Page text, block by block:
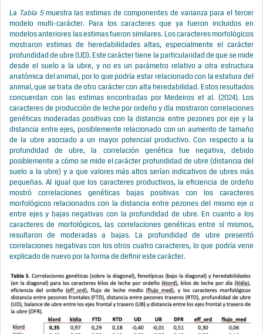
La Tabla 5muestra las estimas de componentes de varianza para el tercer
modelo multi-carácter. Para los caracteres que ya fueron incluidos en
modelos anteriores las estimas fueron similares. Los caracteres morfológicos
mostraron estimas de heredabilidades altas, especialmente el carácter
profundidad de ubre (UD). Este carácter tiene la particularidad de que se mide
desde el suelo a la ubre, y no es un parámetro relativo a otra estructura
anatómica del animal, por lo que podría estar relacionado con la estatura del
animal, que se trata de otro carácter con alta heredabilidad. Estos resultados
concuerdan con las estimas encontradas por Medeiros et al. (2024). Los
caracteres de producción de leche por ordeño y día mostraron correlaciones
genéticas moderadas positivas con la distancia entre pezones por eje y la
distancia entre ejes, posiblemente relacionado con un aumento de tamaño
de la ubre asociado a un mayor potencial productivo. Con respecto a la
profundidad de ubre, la correlación genética fue negativa, debido
posiblemente a cómo se mide el carácter profundidad de ubre (distancia del
suelo a la ubre) y a que valores más altos serían indicativos de ubres más
pequeñas. Al igual que los caracteres productivos, la eficiencia de ordeño
mostró correlaciones genéticas bajas positivas con los caracteres
morfológicos relacionados con la distancia entre pezones del mismo eje o
entre ejes y bajas negativas con la profundidad de ubre. En cuanto a los
caracteres de morfológicos, las correlaciones genéticas entre sí mismos,
resultaron de moderadas a bajas. La profundidad de ubre presentó
correlaciones negativas con los otros cuatro caracteres, lo que podría venir
explicado de nuevo por la forma de definir este carácter.